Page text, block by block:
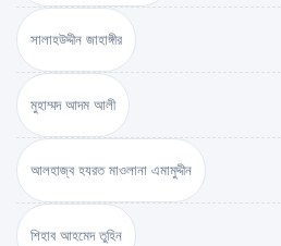
সালাহউদ্দীন জাহাঙ্গীর
মুহাম্মদ আদম আলী
আলহাজ্ব হযরত মাওলানা এমামুদ্দীন
শিহাব আহমেদ তুহিন